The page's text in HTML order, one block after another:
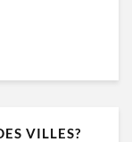
VILLES?